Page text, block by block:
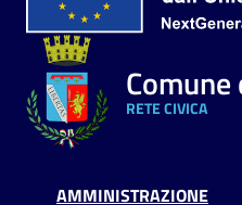
RETE CIVICA
AMMINISTRAZIONE